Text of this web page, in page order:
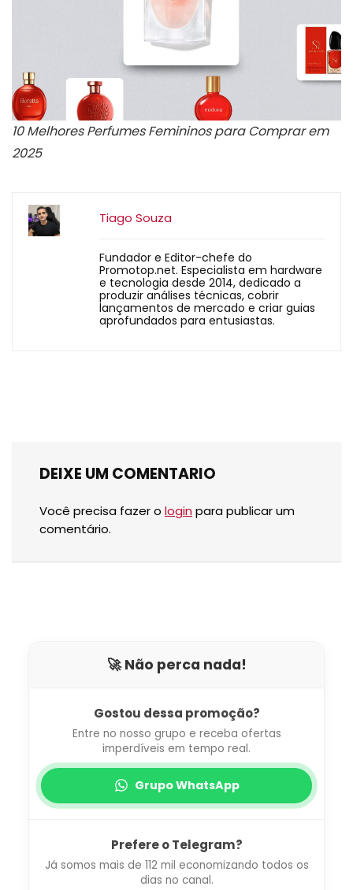
10 Melhores Perfumes Femininos para Comprar em
2025
Tiago Souza
Fundador e Editor-chefe do
Promotop.net. Especialista em hardware
e tecnologia desde 2014, dedicado a
produzir análises técnicas, cobrir
lançamentos de mercado e criar guias
aprofundados para entusiastas.
DEIXE UM COMENTARIO
Você precisa fazer o login para publicar um
comentário.
🚀 Não perca nada!
Gostou dessa promoção?
Entre no nosso grupo e receba ofertas
imperdíveis em tempo real.
Grupo WhatsApp
Prefere o Telegram?
Já somos mais de 112 mil economizando todos os
dias no canal.